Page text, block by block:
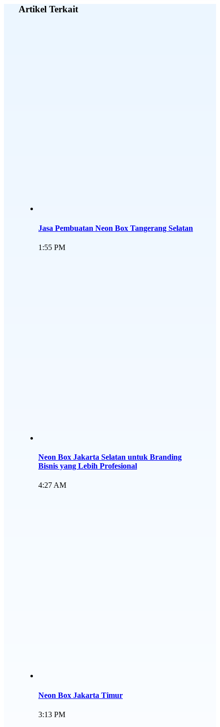
Artikel Terkait
Jasa Pembuatan Neon Box Tangerang Selatan
1:55 PM
Neon Box Jakarta Selatan untuk Branding
Bisnis yang Lebih Profesional
4:27 AM
Neon Box Jakarta Timur
3:13 PM